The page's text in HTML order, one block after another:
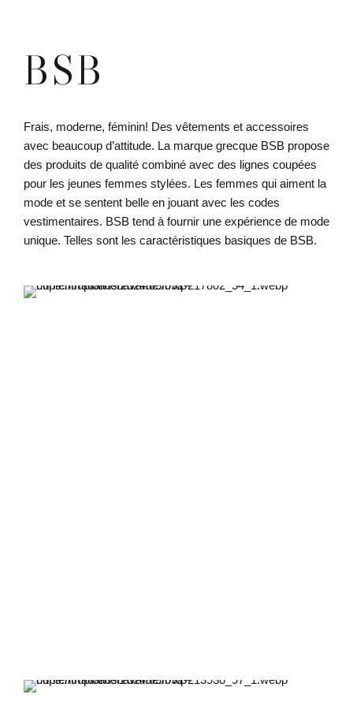
BSB
Frais, moderne, féminin! Des vêtements et accessoires
avec beaucoup d’attitude. La marque grecque BSB propose
des produits de qualité combiné avec des lignes coupées
pour les jeunes femmes stylées. Les femmes qui aiment la
mode et se sentent belle en jouant avec les codes
vestimentaires. BSB tend à fournir une expérience de mode
unique. Telles sont les caractéristiques basiques de BSB.